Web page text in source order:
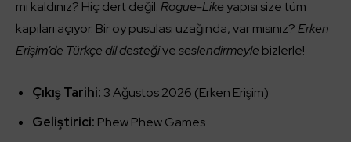
mı kaldınız? Hiç dert değil:Rogue-Like yapısı size tüm
kapıları açıyor. Bir oy pusulası uzağında, var mısınız?Erken
Erişim’de Türkçe dil desteğiveseslendirmeyle bizlerle!
Çıkış Tarihi: 3 Ağustos 2026 (Erken Erişim)
Geliştirici: Phew Phew Games